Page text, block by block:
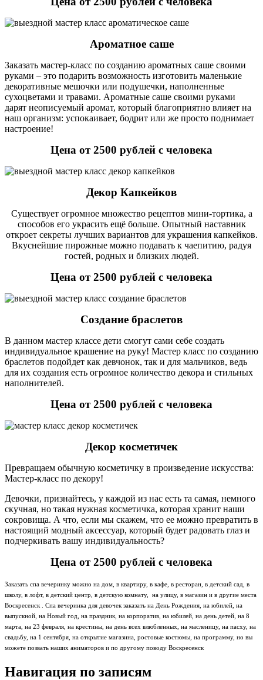
Ароматное саше
Заказать мастер-класс по созданию ароматных саше своими
руками – это подарить возможность изготовить маленькие
декоративные мешочки или подушечки, наполненные
сухоцветами и травами. Ароматные саше своими руками
дарят неописуемый аромат, который благоприятно влияет на
наш организм: успокаивает, бодрит или же просто поднимает
настроение!
Цена от 2500 рублей с человека
Декор Капкейков
Существует огромное множество рецептов мини-тортика, а
способов его украсить ещё больше. Опытный наставник
откроет секреты лучших вариантов для украшения капкейков.
Вкуснейшие пирожные можно подавать к чаепитию, радуя
гостей, родных и близких людей.
Цена от 2500 рублей с человека
Создание браслетов
В данном мастер классе дети смогут сами себе создать
индивидуальное крашение на руку! Мастер класс по созданию
браслетов подойдет как девчонок, так и для мальчиков, ведь
для их создания есть огромное количество декора и стильных
наполнителей.
Цена от 2500 рублей с человека
Декор косметичек
Превращаем обычную косметичку в произведение искусства:
Мастер-класс по декору!
Девочки, признайтесь, у каждой из нас есть та самая, немного
скучная, но такая нужная косметичка, которая хранит наши
сокровища. А что, если мы скажем, что ее можно превратить в
настоящий модный аксессуар, который будет радовать глаз и
подчеркивать вашу индивидуальность?
Цена от 2500 рублей с человека
Заказать спа вечеринку можно на дом, в квартиру, в кафе, в ресторан, в детский сад, в
школу, в лофт, в детский центр, в детскую комнату, на улицу, в магазин и в другие места
Воскресенск . Спа вечеринка для девочек заказать на День Рождения, на юбилей, на
выпускной, на Новый год, на праздник, на корпоратив, на юбилей, на день детей, на 8
марта, на 23 февраля, на крестины, на день всех влюбленных, на масленицу, на пасху, на
свадьбу, на 1 сентября, на открытие магазина, ростовые костюмы, на программу, но вы
можете позвать наших аниматоров и по другому поводу Воскресенск
Навигация по записям